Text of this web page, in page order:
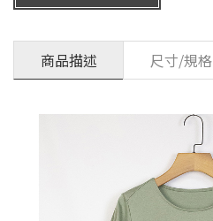
商品描述 尺寸/規格